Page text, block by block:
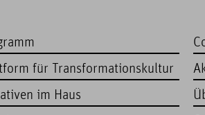
für Transformationskultur
im Haus